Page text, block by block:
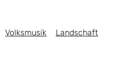
Volksmusik Landschaft